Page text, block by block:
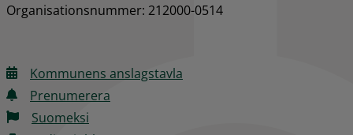
Organisationsnummer: 212000-0514
Kommunens anslagstavla
Prenumerera
Suomeksi